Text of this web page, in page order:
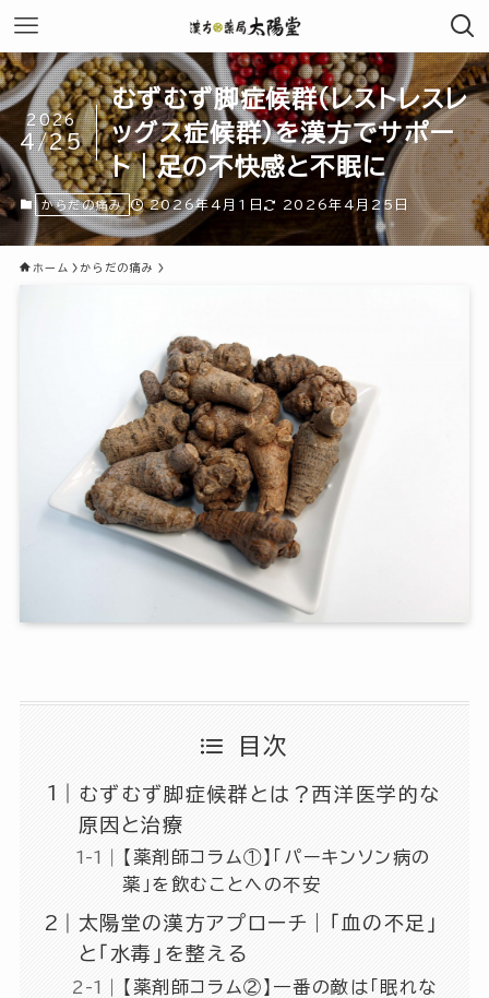
むずむず脚症候群（レストレスレ
ッグス症候群）を漢方でサポー
ト｜足の不快感と不眠に
2026
4/25
からだの痛み 2026年4月1日 2026年4月25日
ホーム からだの痛み
目次
むずむず脚症候群とは？西洋医学的な
原因と治療
【薬剤師コラム①】「パーキンソン病の
薬」を飲むことへの不安
太陽堂の漢方アプローチ｜「血の不足」
と「水毒」を整える
【薬剤師コラム②】一番の敵は「眠れな